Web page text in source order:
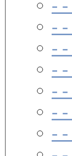
- -
- -
- -
- -
- -
- -
- -